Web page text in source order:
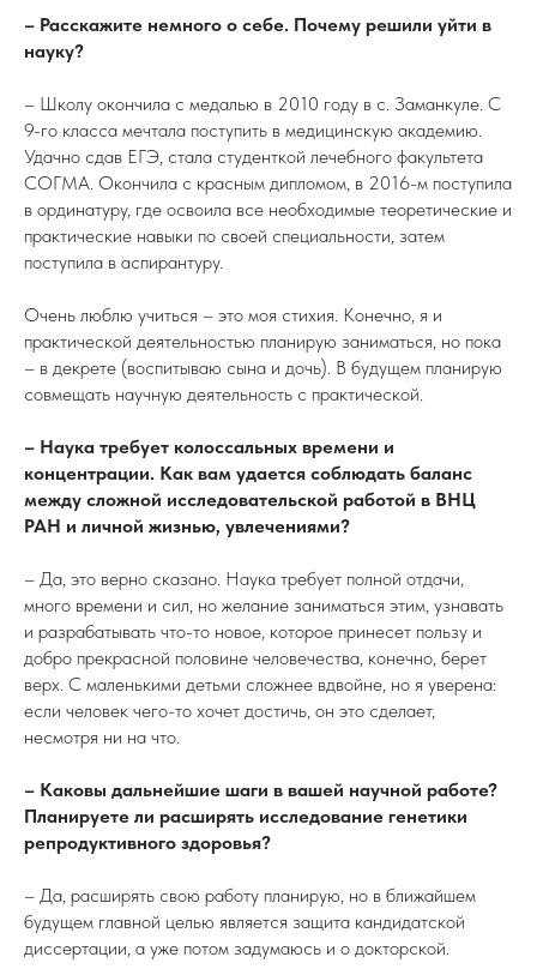
– Расскажите немного о себе. Почему решили уйти в
науку?
– Школу окончила с медалью в 2010 году в с. Заманкуле. С
9-го класса мечтала поступить в медицинскую академию.
Удачно сдав ЕГЭ, стала студенткой лечебного факультета
СОГМА. Окончила с красным дипломом, в 2016-м поступила
в ординатуру, где освоила все необходимые теоретические и
практические навыки по своей специальности, затем
поступила в аспирантуру.
Очень люблю учиться – это моя стихия. Конечно, я и
практической деятельностью планирую заниматься, но пока
– в декрете (воспитываю сына и дочь). В будущем планирую
совмещать научную деятельность с практической.
– Наука требует колоссальных времени и
концентрации. Как вам удается соблюдать баланс
между сложной исследовательской работой в ВНЦ
РАН и личной жизнью, увлечениями?
– Да, это верно сказано. Наука требует полной отдачи,
много времени и сил, но желание заниматься этим, узнавать
и разрабатывать что-то новое, которое принесет пользу и
добро прекрасной половине человечества, конечно, берет
верх. С маленькими детьми сложнее вдвойне, но я уверена:
если человек чего-то хочет достичь, он это сделает,
несмотря ни на что.
– Каковы дальнейшие шаги в вашей научной работе?
Планируете ли расширять исследование генетики
репродуктивного здоровья?
– Да, расширять свою работу планирую, но в ближайшем
будущем главной целью является защита кандидатской
диссертации, а уже потом задумаюсь и о докторской.